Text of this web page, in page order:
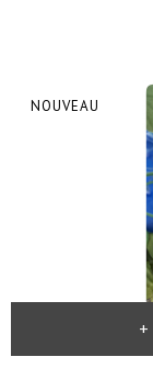
NOUVEAU